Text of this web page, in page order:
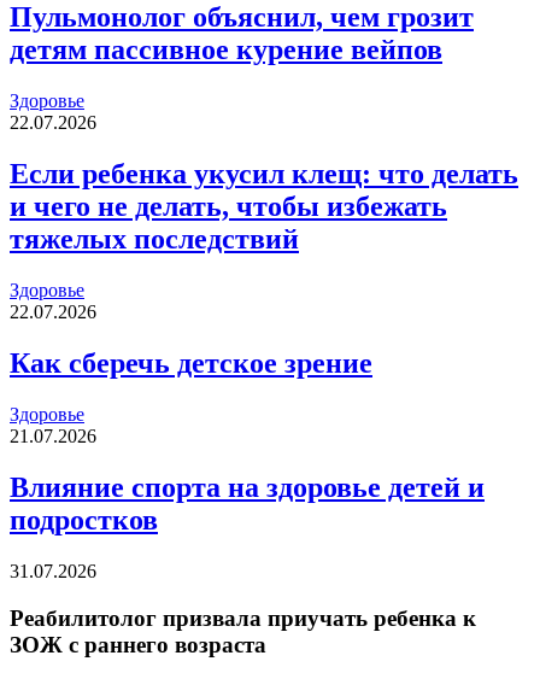
Пульмонолог объяснил, чем грозит
детям пассивное курение вейпов
Здоровье
22.07.2026
Если ребенка укусил клещ: что делать
и чего не делать, чтобы избежать
тяжелых последствий
Здоровье
22.07.2026
Как сберечь детское зрение
Здоровье
21.07.2026
Влияние спорта на здоровье детей и
подростков
31.07.2026
Реабилитолог призвала приучать ребенка к
ЗОЖ с раннего возраста